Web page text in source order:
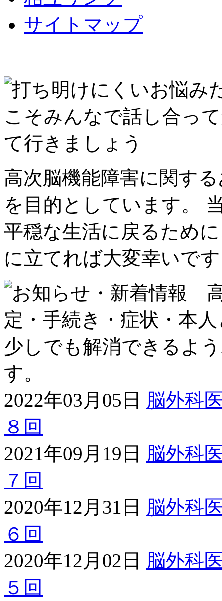
サイトマップ
高次脳機能障害に関す
を目的としています。
平穏な生活に戻るため
に立てれば大変幸いで
2022年03月05日 脳外科
８回
2021年09月19日 脳外科
７回
2020年12月31日 脳外科
６回
2020年12月02日 脳外科
５回